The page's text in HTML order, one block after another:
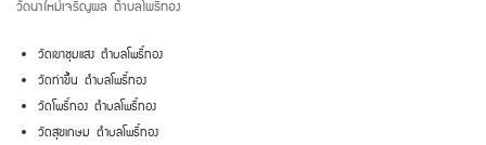
วัดนาใหม่เจริญผล ตำบลโพธิ์ทอง
วัดเขาชุมแสง ตำบลโพธิ์ทอง
วัดท่าขึ้น ตำบลโพธิ์ทอง
วัดโพธิ์ทอง ตำบลโพธิ์ทอง
วัดสุขเกษม ตำบลโพธิ์ทอง